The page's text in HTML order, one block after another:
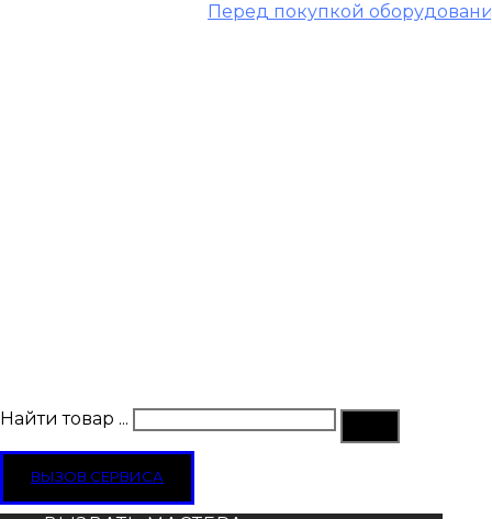
Перед покупкой оборудования
Найти товар ...
ВЫЗОВ СЕРВИСА